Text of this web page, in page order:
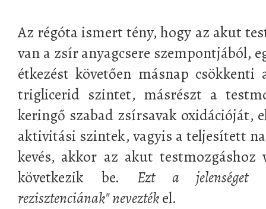
Az régóta ismert tény, hogy az akut
van a zsír anyagcsere szempontjából,
étkezést követően másnap
triglicerid szintet, másrészt a
keringő szabad zsírsavak oxidációját,
aktivitási szintek, vagyis a teljesített
kevés, akkor az akut testmozgáshoz
következik be. Ezt a jelenséget
rezisztenciának" neveztékel.